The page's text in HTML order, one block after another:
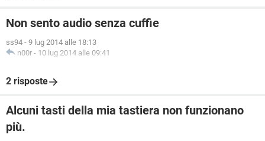
Non sento audio senza cuffie
ss94 - 9 lug 2014 alle 18:13
n00r - 10 lug 2014 alle 09:41
2 risposte
Alcuni tasti della mia tastiera non funzionano
più.